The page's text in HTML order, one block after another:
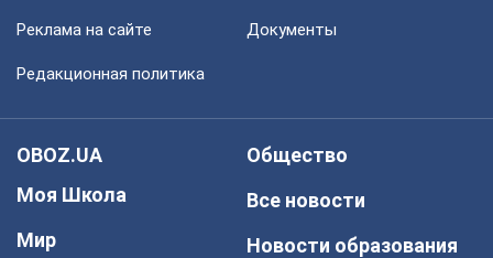
Реклама на сайте Документы
Редакционная политика
OBOZ.UA
Моя Школа
Мир
Общество
Все новости
Новости образования